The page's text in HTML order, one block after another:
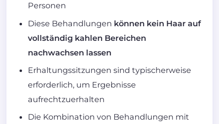
Personen
Diese Behandlungen können kein Haar auf
vollständig kahlen Bereichen
nachwachsen lassen
Erhaltungssitzungen sind typischerweise
erforderlich, um Ergebnisse
aufrechtzuerhalten
Die Kombination von Behandlungen mit